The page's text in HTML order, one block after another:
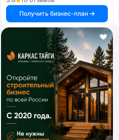
Получить бизнес-план